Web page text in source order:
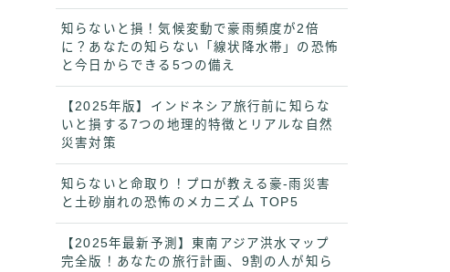
知らないと損！気候変動で豪雨頻度が2倍
に？あなたの知らない「線状降水帯」の恐怖
と今日からできる5つの備え
【2025年版】インドネシア旅行前に知らな
いと損する7つの地理的特徴とリアルな自然
災害対策
知らないと命取り！プロが教える豪-雨災害
と土砂崩れの恐怖のメカニズム TOP5
【2025年最新予測】東南アジア洪水マップ
完全版！あなたの旅行計画、9割の人が知ら